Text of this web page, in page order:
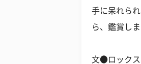
手に呆れら
ら、鑑賞しま
文●ロックス